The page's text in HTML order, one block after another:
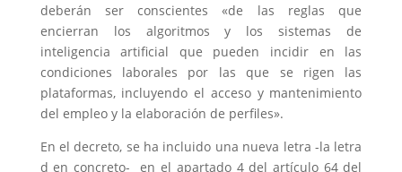
deberán ser conscientes «de las reglas que
encierran los algoritmos y los sistemas de
inteligencia artificial que pueden incidir en las
condiciones laborales por las que se rigen las
plataformas, incluyendo el acceso y mantenimiento
del empleo y la elaboración de perfiles».
En el decreto, se ha incluido una nueva letra -la letra
d en concreto- en el apartado 4 del artículo 64 del